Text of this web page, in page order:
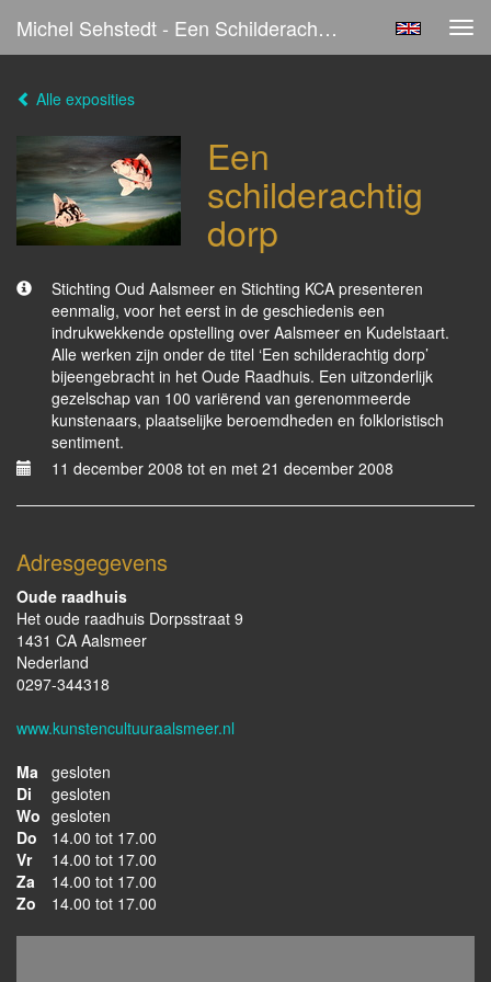
Michel Sehstedt - Een Schilderachtig Dorp
Alle exposities
Een
schilderachtig
dorp
Stichting Oud Aalsmeer en Stichting KCA presenteren
eenmalig, voor het eerst in de geschiedenis een
indrukwekkende opstelling over Aalsmeer en Kudelstaart.
Alle werken zijn onder de titel ‘Een schilderachtig dorp’
bijeengebracht in het Oude Raadhuis. Een uitzonderlijk
gezelschap van 100 variërend van gerenommeerde
kunstenaars, plaatselijke beroemdheden en folkloristisch
sentiment.
11 december 2008 tot en met 21 december 2008
Adresgegevens
Oude raadhuis
Het oude raadhuis Dorpsstraat 9
1431 CA Aalsmeer
Nederland
0297-344318
www.kunstencultuuraalsmeer.nl
Ma gesloten
Di
gesloten
Wo gesloten
Do
14.00 tot 17.00
Vr
14.00 tot 17.00
Za
14.00 tot 17.00
Zo
14.00 tot 17.00